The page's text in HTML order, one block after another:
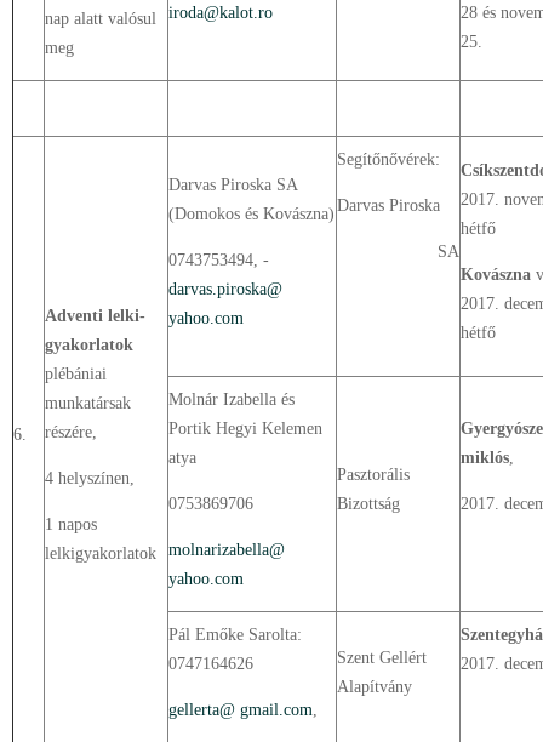
nap alatt valósul
meg
iroda@kalot.ro
28 és
25.
6.
Adventi lelki-
gyakorlatok
plébániai
munkatársak
részére,
4 helyszínen,
1 napos
lelkigyakorlatok
Darvas Piroska SA
(Domokos és Kovászna)
0743753494, -
darvas.piroska@
yahoo.com
Segítőnővérek:
Darvas Piroska
SA
2017.
hétfő
Kovászna
2017.
hétfő
Molnár Izabella és
Portik Hegyi Kelemen
atya
0753869706
molnarizabella@
yahoo.com
Pasztorális
Bizottság
miklós,
2017.
Pál Emőke Sarolta:
0747164626
gellerta@ gmail.com,
Szent Gellért
Alapítvány
2017.